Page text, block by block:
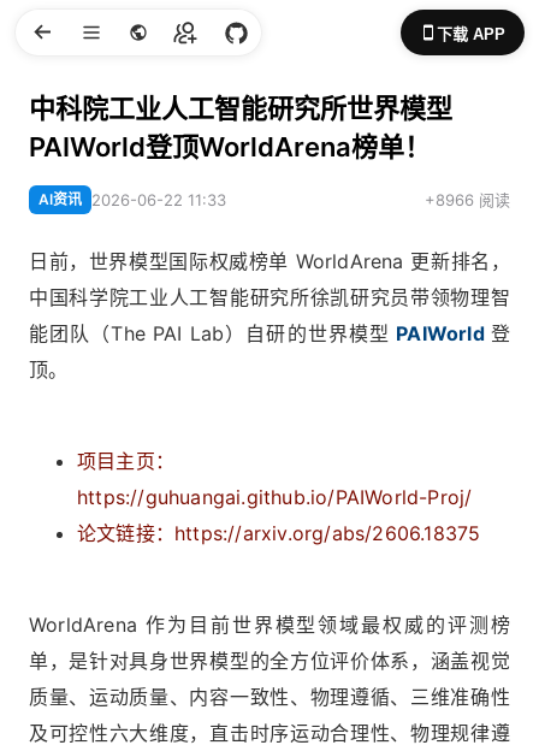
下载 APP
中科院工业人工智能研究所世界模型
PAIWorld登顶WorldArena榜单！
AI资讯 2026-06-22 11:33 +8966 阅读
日前，世界模型国际权威榜单 WorldArena 更新排名，
中国科学院工业人工智能研究所徐凯研究员带领物理智
能团队（The PAI Lab）自研的世界模型 PAIWorld 登
顶。
项目主页：
https://guhuangai.github.io/PAIWorld-Proj/
论文链接： https://arxiv.org/abs/2606.18375
WorldArena 作为目前世界模型领域最权威的评测榜
单，是针对具身世界模型的全方位评价体系，涵盖视觉
质量、运动质量、内容一致性、物理遵循、三维准确性
及可控性六大维度，直击时序运动合理性、物理规律遵